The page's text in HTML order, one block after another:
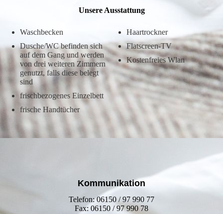
Unsere Ausstattung
Waschbecken
Dusche/WC befinden sich
auf dem Gang und werden
von drei weiteren Zimmern
genutzt, falls diese belegt
sind
frischbezogenes Einzelbett
frische Handtücher
Haartrockner
Flatscreen-TV
Kostenfreies Wlan
Kommunikation
Telefon: 06150 / 97 990 77
Fax: 06150 / 97 990 78